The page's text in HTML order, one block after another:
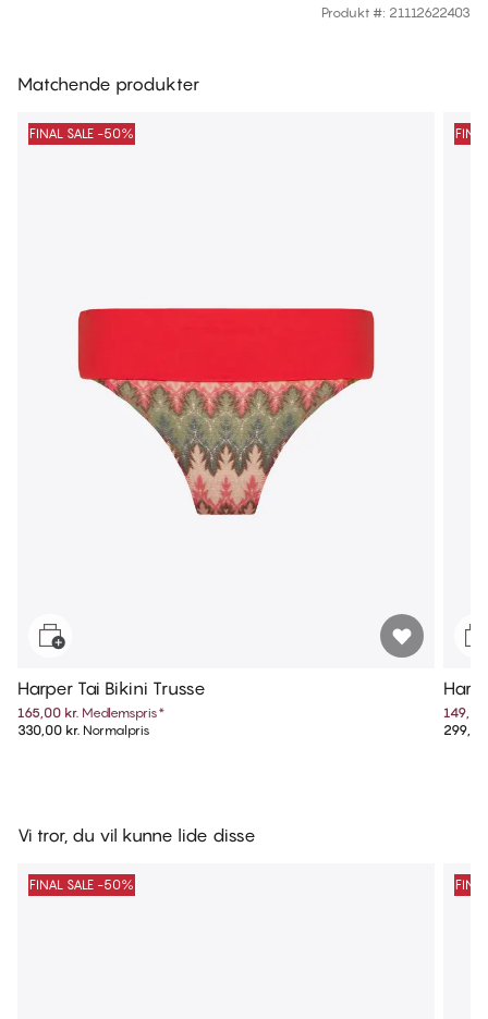
Produkt #: 21112622403
Matchende produkter
FINAL SALE -50%
Harper Tai Bikini Trusse
165,00 kr. Medlemspris*
330,00 kr. Normalpris
Vi tror, du vil kunne lide disse
FINAL SALE -50%